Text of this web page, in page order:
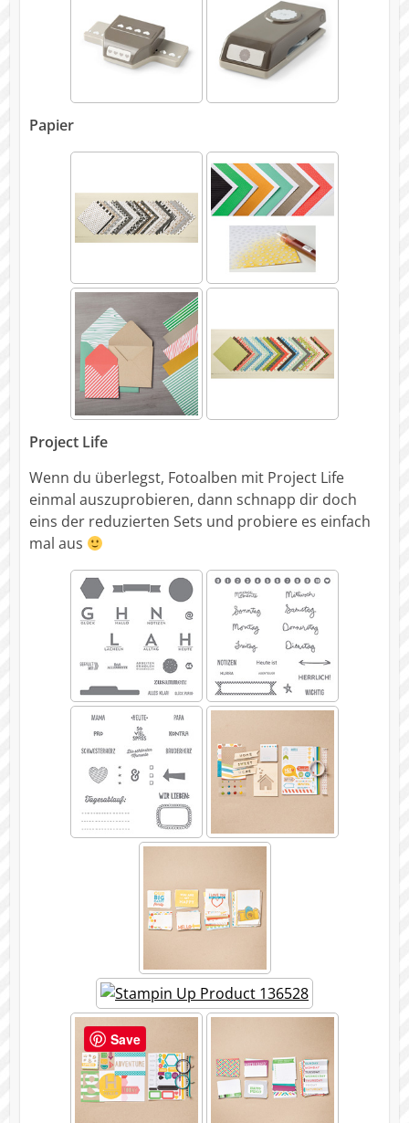
Papier
Project Life
Wenn du überlegst, Fotoalben mit Project Life
einmal auszuprobieren, dann schnapp dir doch
eins der reduzierten Sets und probiere es einfach
mal aus
Save